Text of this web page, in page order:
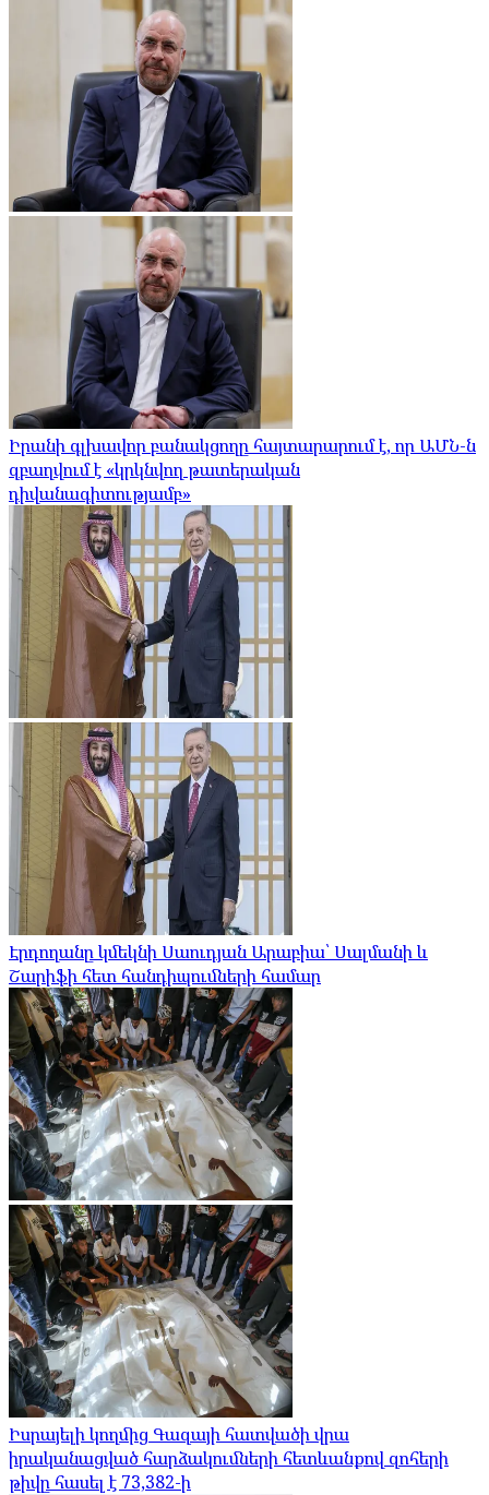
Իրանի գլխավոր բանակցողը հայտարարում է, որ ԱՄՆ-ն
զբաղվում է «կրկնվող թատերական
դիվանագիտությամբ»
Էրդողանը կմեկնի Սաուդյան Արաբիա՝ Սալմանի և
Շարիֆի հետ հանդիպումների համար
Իսրայելի կողմից Գազայի հատվածի վրա
իրականացված հարձակումների հետևանքով զոհերի
թիվը հասել է 73,382-ի